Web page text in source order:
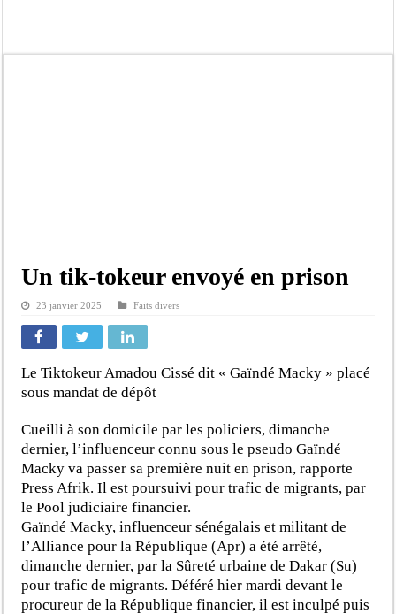
Un tik-tokeur envoyé en prison
23 janvier 2025 Faits divers
Le Tiktokeur Amadou Cissé dit « Gaïndé Macky » placé
sous mandat de dépôt
Cueilli à son domicile par les policiers, dimanche
dernier, l’influenceur connu sous le pseudo Gaïndé
Macky va passer sa première nuit en prison, rapporte
Press Afrik. Il est poursuivi pour trafic de migrants, par
le Pool judiciaire financier.
Gaïndé Macky, influenceur sénégalais et militant de
l’Alliance pour la République (Apr) a été arrêté,
dimanche dernier, par la Sûreté urbaine de Dakar (Su)
pour trafic de migrants. Déféré hier mardi devant le
procureur de la République financier, il est inculpé puis